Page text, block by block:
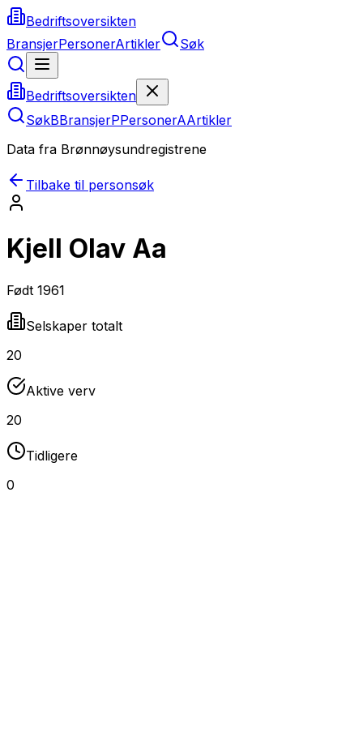
Bedriftsoversikten
BransjerPersonerArtikler Søk
Bedriftsoversikten
SøkBBransjerPPersonerAArtikler
Data fra Brønnøysundregistrene
Tilbake til personsøk
Kjell Olav Aa
Født 1961
Selskaper totalt
20
Aktive verv
20
Tidligere
0